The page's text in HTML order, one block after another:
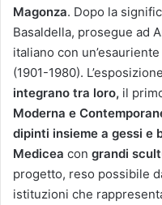
Magonza. Dopo la
Basaldella, prosegue ad
italiano con
(1901-1980).
integrano tra loro, il
Moderna e
dipinti insieme a gessi e
Medicea con grandi
progetto, reso possibile
istituzioni che